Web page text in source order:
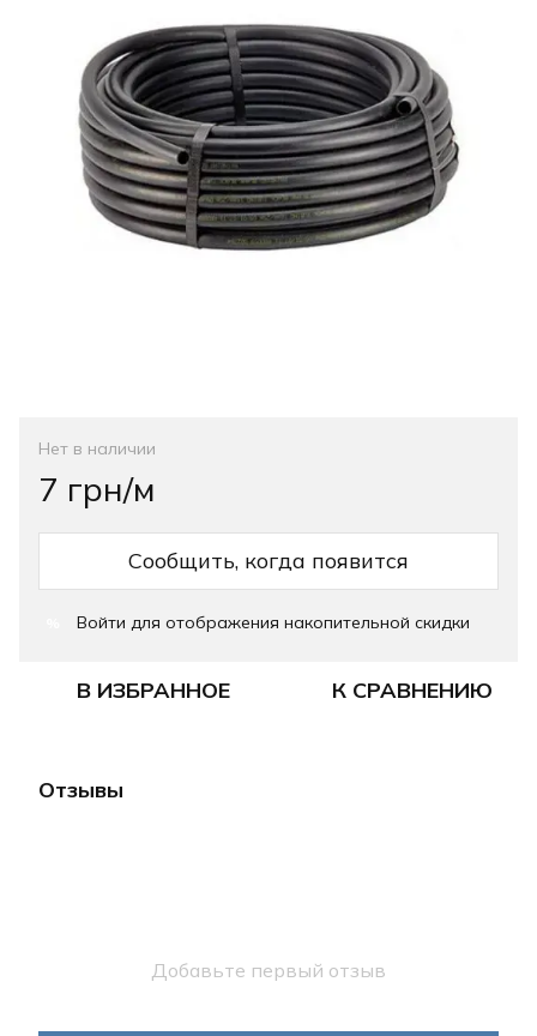
Нет в наличии
7 грн/м
Сообщить, когда появится
Войти для отображения накопительной скидки
В ИЗБРАННОЕ К СРАВНЕНИЮ
Отзывы
Добавьте первый отзыв